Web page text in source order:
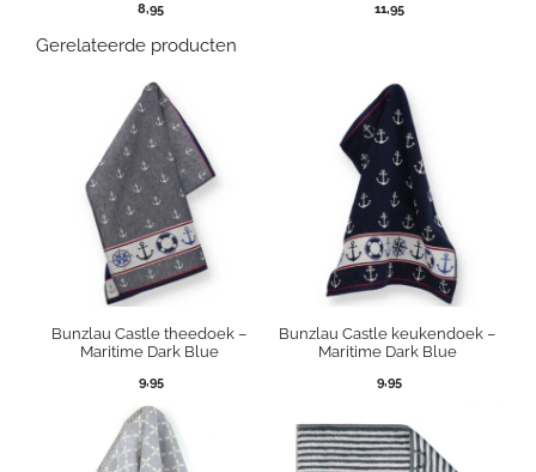
8,95 11,95
Gerelateerde producten
Bunzlau Castle theedoek –
Maritime Dark Blue
9,95
Bunzlau Castle keukendoek –
Maritime Dark Blue
9,95